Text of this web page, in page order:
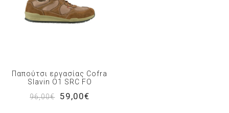
Παπούτσι εργασίας Cofra
Slavin O1 SRC FO
96,00€
59,00€